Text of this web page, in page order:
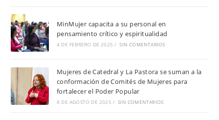
MinMujer capacita a su personal en
pensamiento crítico y espiritualidad
4 DE FEBRERO DE 2025 / SIN COMENTARIOS
Mujeres de Catedral y La Pastora se suman a la
conformación de Comités de Mujeres para
fortalecer el Poder Popular
8 DE AGOSTO DE 2025 / SIN COMENTARIOS